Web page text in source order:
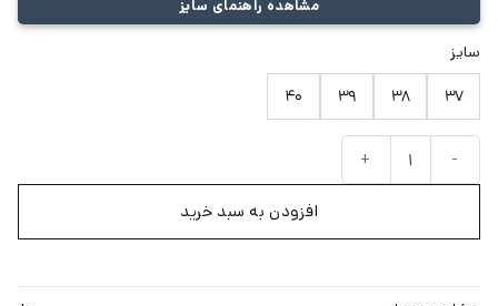
مشاهده راهنمای سایز
سایز
37
38
39
40
افزودن به سبد خرید